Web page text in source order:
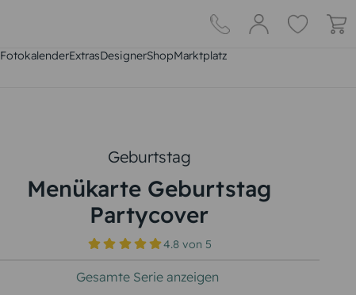
FotokalenderExtrasDesignerShopMarktplatz
Geburtstag
Menükarte Geburtstag
Partycover
4.8von 5
Gesamte Serie anzeigen